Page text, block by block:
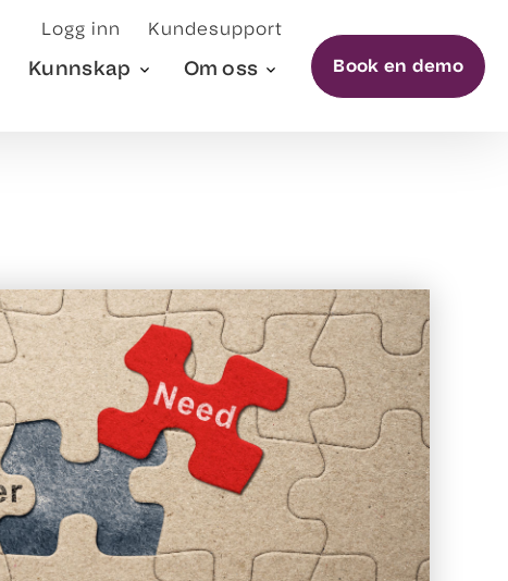
Kunnskap Om oss
Logg inn Kundesupport
Book en demo